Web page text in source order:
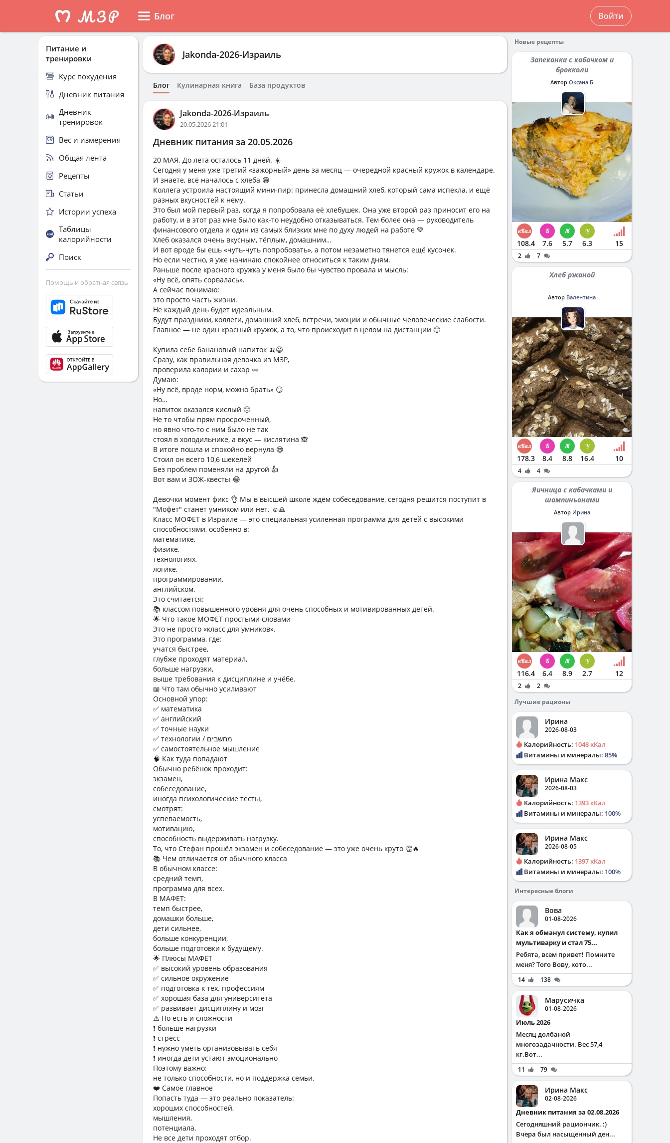
Блог Войти
Jakonda-2026-Израиль
Блог Кулинарная книга База продуктов
Jakonda-2026-Израиль
20.05.2026 21:01
Дневник питания за 20.05.2026
20 МАЯ. До лета осталось 11 дней. ☀️
Сегодня у меня уже третий «зажорный» день за месяц — очередной красный кружок в календаре.
И знаете, всё началось с хлеба 😄
Коллега устроила настоящий мини-пир: принесла домашний хлеб, который сама испекла, и ещё
разных вкусностей к нему.
Это был мой первый раз, когда я попробовала её хлебушек. Она уже второй раз приносит его на
работу, и в этот раз мне было как-то неудобно отказываться. Тем более она — руководитель
финансового отдела и один из самых близких мне по духу людей на работе 💚
Хлеб оказался очень вкусным, тёплым, домашним…
И вот вроде бы ешь «чуть-чуть попробовать», а потом незаметно тянется ещё кусочек.
Но если честно, я уже начинаю спокойнее относиться к таким дням.
Раньше после красного кружка у меня было бы чувство провала и мысль:
«Ну всё, опять сорвалась».
А сейчас понимаю:
это просто часть жизни.
Не каждый день будет идеальным.
Будут праздники, коллеги, домашний хлеб, встречи, эмоции и обычные человеческие слабости.
Главное — не один красный кружок, а то, что происходит в целом на дистанции 🙂
Купила себе банановый напиток 🍌😄
Сразу, как правильная девочка из МЗР,
проверила калории и сахар 👀
Думаю:
«Ну всё, вроде норм, можно брать» 😏
Но…
напиток оказался кислый 🤢
Не то чтобы прям просроченный,
но явно что-то с ним было не так
стоял в холодильнике, а вкус — кислятина 🙈
В итоге пошла и спокойно вернула 😄
Стоил он всего 10,6 шекелей
Без проблем поменяли на другой 👍
Вот вам и ЗОЖ-квесты 😂
Девочки момент фикс 👌 Мы в высшей школе ждем собеседование, сегодня решится поступит в
"Мофет" станет умником или нет. ☺️🙏
Класс МОФЕТ в Израиле — это специальная усиленная программа для детей с высокими
способностями, особенно в:
математике,
физике,
технологиях,
логике,
программировании,
английском.
Это считается:
📚 классом повышенного уровня для очень способных и мотивированных детей.
🌟 Что такое МОФЕТ простыми словами
Это не просто «класс для умников».
Это программа, где:
учатся быстрее,
глубже проходят материал,
больше нагрузки,
выше требования к дисциплине и учёбе.
📖 Что там обычно усиливают
Основной упор:
✅ математика
✅ английский
✅ точные науки
✅ технологии / מחשבים
✅ самостоятельное мышление
🧠 Как туда попадают
Обычно ребёнок проходит:
экзамен,
собеседование,
иногда психологические тесты,
смотрят:
успеваемость,
мотивацию,
способность выдерживать нагрузку.
То, что Стефан прошёл экзамен и собеседование — это уже очень круто 👏🔥
📚 Чем отличается от обычного класса
В обычном классе:
средний темп,
программа для всех.
В МАФЕТ:
темп быстрее,
домашки больше,
дети сильнее,
больше конкуренции,
больше подготовки к будущему.
🌟 Плюсы МАФЕТ
✅ высокий уровень образования
✅ сильное окружение
✅ подготовка к тех. профессиям
✅ хорошая база для университета
✅ развивает дисциплину и мозг
⚠️ Но есть и сложности
❗ больше нагрузки
❗ стресс
❗ нужно уметь организовывать себя
❗ иногда дети устают эмоционально
Поэтому важно:
не только способности, но и поддержка семьи.
❤️ Самое главное
Попасть туда — это реально показатель:
хороших способностей,
мышления,
потенциала.
Не все дети проходят отбор.
Питание и
тренировки
Курс похудения
Дневник питания
Дневник
тренировок
Вес и измерения
Общая лента
Рецепты
Статьи
Истории успеха
Таблицы
калорийности
Поиск
Помощь и обратная связь
Новые рецепты
Запеканка с кабачком и
брокколи
Автор Оксана Б
108.4 7.6 5.7 6.3 15
2 7
Хлеб ржаной
Автор Валентина
178.3 8.4 8.8 16.4 10
4 4
Яичница с кабачками и
шампиньонами
Автор Ирина
116.4 6.4 8.9 2.7 12
2
2
Лучшие рационы
Ирина
2026-08-03
Калорийность: 1048 кКал
Витамины и минералы: 85%
Ирина Макс
2026-08-03
Калорийность: 1393 кКал
Витамины и минералы: 100%
Ирина Макс
2026-08-05
Калорийность: 1397 кКал
Витамины и минералы: 100%
Интересные блоги
Вова
01-08-2026
Как я обманул систему, купил
мультиварку и стал 75...
Ребята, всем привет! Помните
меня? Того Вову, кото...
14 138
Марусичка
01-08-2026
Июль 2026
Месяц долбаной
многозадачности. Вес 57,4
кг.Вот...
11 79
Ирина Макс
02-08-2026
Дневник питания за 02.08.2026
Сегодняшний рациончик. :)
Вчера был насыщенный ден...